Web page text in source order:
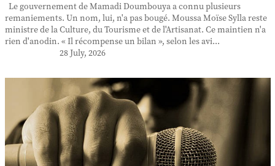
Le gouvernement de Mamadi Doumbouya a connu plusieurs
remaniements. Un nom, lui, n'a pas bougé. Moussa Moïse Sylla reste
ministre de la Culture, du Tourisme et de l'Artisanat. Ce maintien n'a
rien d'anodin. « Il récompense un bilan », selon les avi...
28 July, 2026